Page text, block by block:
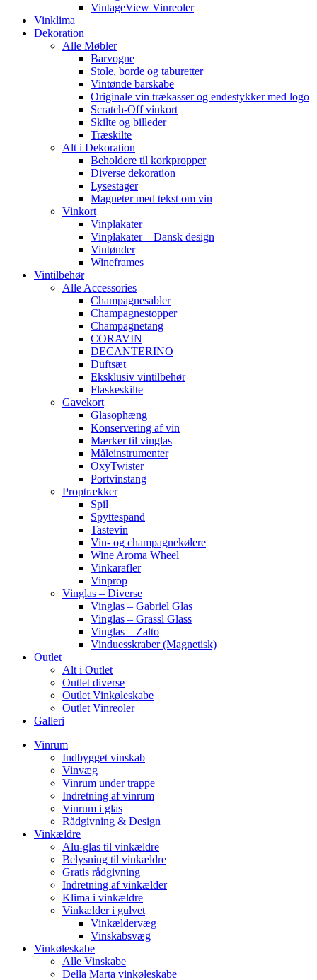
VintageView Vinreoler
Vinklima
Dekoration
Alle Møbler
Barvogne
Stole, borde og taburetter
Vintønde barskabe
Originale vin trækasser og endestykker med logo
Scratch-Off vinkort
Skilte og billeder
Træskilte
Alt i Dekoration
Beholdere til korkpropper
Diverse dekoration
Lysestager
Magneter med tekst om vin
Vinkort
Vinplakater
Vinplakater – Dansk design
Vintønder
Wineframes
Vintilbehør
Alle Accessories
Champagnesabler
Champagnestopper
Champagnetang
CORAVIN
DECANTERINO
Duftsæt
Eksklusiv vintilbehør
Flaskeskilte
Gavekort
Glasophæng
Konservering af vin
Mærker til vinglas
Måleinstrumenter
OxyTwister
Portvinstang
Proptrækker
Spil
Spyttespand
Tastevin
Vin- og champagnekølere
Wine Aroma Wheel
Vinkarafler
Vinprop
Vinglas – Diverse
Vinglas – Gabriel Glas
Vinglas – Grassl Glass
Vinglas – Zalto
Vinduesskraber (Magnetisk)
Outlet
Alt i Outlet
Outlet diverse
Outlet Vinkøleskabe
Outlet Vinreoler
Galleri
Vinrum
Indbygget vinskab
Vinvæg
Vinrum under trappe
Indretning af vinrum
Vinrum i glas
Rådgivning & Design
Vinkældre
Alu-glas til vinkældre
Belysning til vinkældre
Gratis rådgivning
Indretning af vinkælder
Klima i vinkældre
Vinkælder i gulvet
Vinkældervæg
Vinskabsvæg
Vinkøleskabe
Alle Vinskabe
Della Marta vinkøleskabe